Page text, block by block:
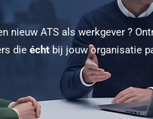
nieuw ATS als werkgever ?
dieécht bij jouw organisatie